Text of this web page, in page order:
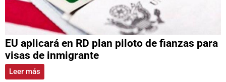
EU aplicará en RD plan piloto de fianzas para
visas de inmigrante
Leer más